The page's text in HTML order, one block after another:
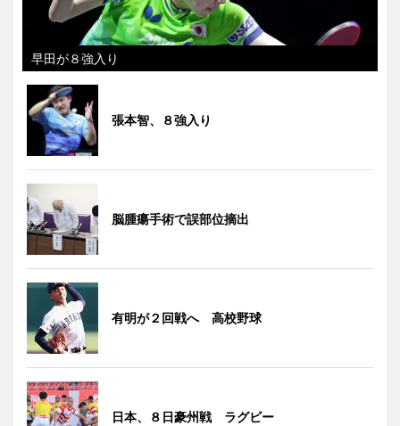
早田が８強入り
張本智、８強入り
脳腫瘍手術で誤部位摘出
有明が２回戦へ 高校野球
日本、８日豪州戦 ラグビー